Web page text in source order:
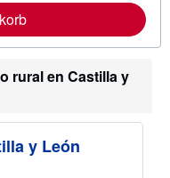
I
n
f
o
m
i
n
rural en Castilla y
y León